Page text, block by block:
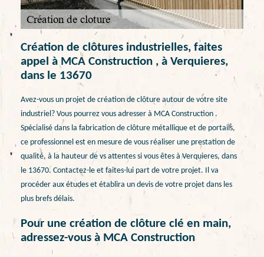
Création de clôtures industrielles, faites
appel à MCA Construction , à Verquieres,
dans le 13670
Avez-vous un projet de création de clôture autour de votre site
industriel? Vous pourrez vous adresser à MCA Construction .
Spécialisé dans la fabrication de clôture métallique et de portails,
ce professionnel est en mesure de vous réaliser une prestation de
qualité, à la hauteur de vs attentes si vous êtes à Verquieres, dans
le 13670. Contactez-le et faites-lui part de votre projet. Il va
procéder aux études et établira un devis de votre projet dans les
plus brefs délais.
Pour une création de clôture clé en main,
adressez-vous à MCA Construction